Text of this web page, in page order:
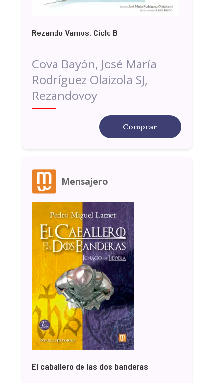
Rezando Vamos. Ciclo B
Cova Bayón, José María
Rodríguez Olaizola SJ,
Rezandovoy
Comprar
Mensajero
El caballero de las dos banderas